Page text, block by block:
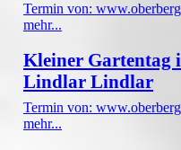
Termin von:
mehr...
Kleiner Gartentag
Lindlar Lindlar
Termin von:
mehr...